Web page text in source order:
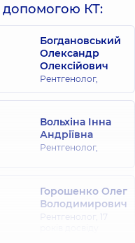
допомогою КТ:
Богдановський
Олександр
Олексійович
Рентгенолог,
Вольхіна Інна
Андріївна
Рентгенолог,
Горошенко Олег
Володимирович
Рентгенолог, 17